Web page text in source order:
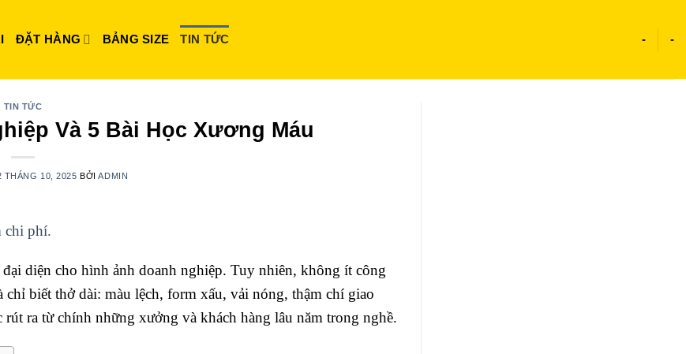
ĐẶT HÀNG BẢNG SIZE TIN TỨC - -
TIN TỨC
Và 5 Bài Học Xương Máu
THÁNG 10, 2025 BỞIADMIN
chi phí.
diện cho hình ảnh doanh nghiệp. Tuy nhiên, không ít công
biết thở dài: màu lệch, form xấu, vải nóng, thậm chí giao
ra từ chính những xưởng và khách hàng lâu năm trong nghề.